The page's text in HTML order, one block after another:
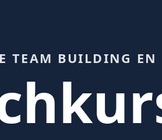
TEAM BUILDING EN